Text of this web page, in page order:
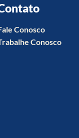
Conosco
Conosco